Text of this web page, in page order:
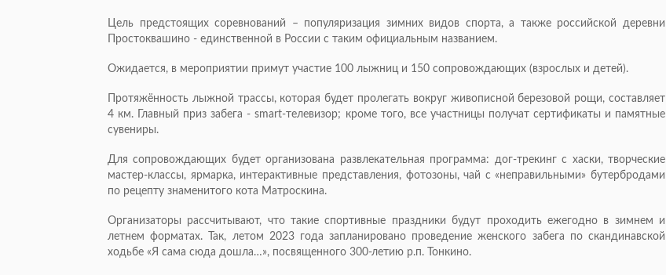
Цель предстоящих соревнований – популяризация зимних видов спорта, а также российской деревни
Простоквашино - единственной в России с таким официальным названием.
Ожидается, в мероприятии примут участие 100 лыжниц и 150 сопровождающих (взрослых и детей).
Протяжённость лыжной трассы, которая будет пролегать вокруг живописной березовой рощи, составляет
4 км. Главный приз забега - smart-телевизор; кроме того, все участницы получат сертификаты и памятные
сувениры.
Для сопровождающих будет организована развлекательная программа: дог-трекинг с хаски, творческие
мастер-классы, ярмарка, интерактивные представления, фотозоны, чай с «неправильными» бутербродами
по рецепту знаменитого кота Матроскина.
Организаторы рассчитывают, что такие спортивные праздники будут проходить ежегодно в зимнем и
летнем форматах. Так, летом 2023 года запланировано проведение женского забега по скандинавской
ходьбе «Я сама сюда дошла…», посвященного 300-летию р.п. Тонкино.